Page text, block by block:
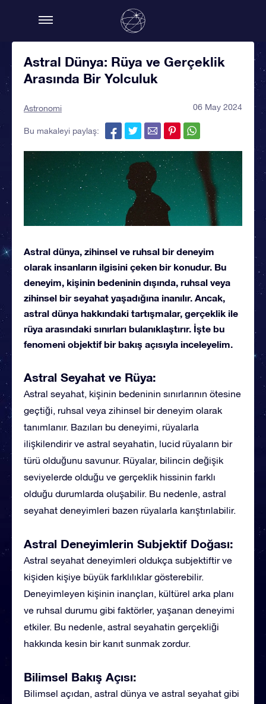
Astral Dünya: Rüya ve Gerçeklik
Arasında Bir Yolculuk
Astronomi 06 May 2024
Bu makaleyi paylaş:
Astral dünya, zihinsel ve ruhsal bir deneyim
olarak insanların ilgisini çeken bir konudur. Bu
deneyim, kişinin bedeninin dışında, ruhsal veya
zihinsel bir seyahat yaşadığına inanılır. Ancak,
astral dünya hakkındaki tartışmalar, gerçeklik ile
rüya arasındaki sınırları bulanıklaştırır. İşte bu
fenomeni objektif bir bakış açısıyla inceleyelim.
Astral Seyahat ve Rüya:
Astral seyahat, kişinin bedeninin sınırlarının ötesine
geçtiği, ruhsal veya zihinsel bir deneyim olarak
tanımlanır. Bazıları bu deneyimi, rüyalarla
ilişkilendirir ve astral seyahatin, lucid rüyaların bir
türü olduğunu savunur. Rüyalar, bilincin değişik
seviyelerde olduğu ve gerçeklik hissinin farklı
olduğu durumlarda oluşabilir. Bu nedenle, astral
seyahat deneyimleri bazen rüyalarla karıştırılabilir.
Astral Deneyimlerin Subjektif Doğası:
Astral seyahat deneyimleri oldukça subjektiftir ve
kişiden kişiye büyük farklılıklar gösterebilir.
Deneyimleyen kişinin inançları, kültürel arka planı
ve ruhsal durumu gibi faktörler, yaşanan deneyimi
etkiler. Bu nedenle, astral seyahatin gerçekliği
hakkında kesin bir kanıt sunmak zordur.
Bilimsel Bakış Açısı:
Bilimsel açıdan, astral dünya ve astral seyahat gibi